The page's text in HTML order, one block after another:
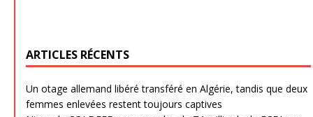
ARTICLES RÉCENTS
Un otage allemand libéré transféré en Algérie, tandis que deux
femmes enlevées restent toujours captives